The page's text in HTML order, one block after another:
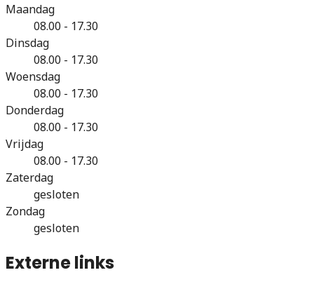
Maandag
08.00 - 17.30
Dinsdag
08.00 - 17.30
Woensdag
08.00 - 17.30
Donderdag
08.00 - 17.30
Vrijdag
08.00 - 17.30
Zaterdag
gesloten
Zondag
gesloten
Externe links